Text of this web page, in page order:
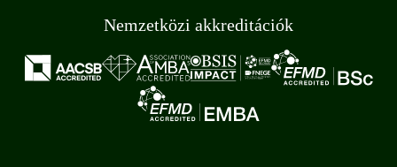
Nemzetközi akkreditációk